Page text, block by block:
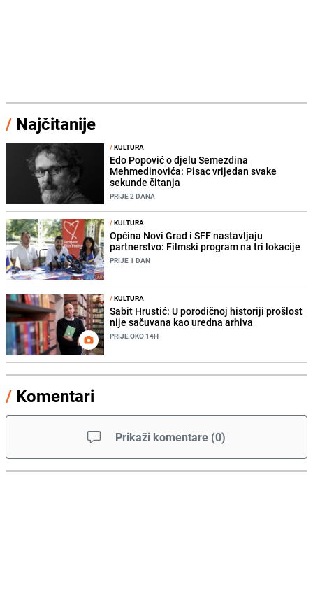
/ Najčitanije
/KULTURA
Edo Popović o djelu Semezdina
Mehmedinovića: Pisac vrijedan svake
sekunde čitanja
PRIJE 2 DANA
/KULTURA
Općina Novi Grad i SFF nastavljaju
partnerstvo: Filmski program na tri lokacije
PRIJE 1 DAN
/KULTURA
Sabit Hrustić: U porodičnoj historiji prošlost
nije sačuvana kao uredna arhiva
PRIJE OKO 14H
/ Komentari
Prikaži komentare (0)